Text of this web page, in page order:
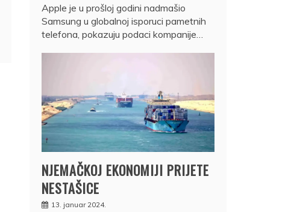
Apple je u prošloj godini nadmašio
Samsung u globalnoj isporuci pametnih
telefona, pokazuju podaci kompanije…
NJEMAČKOJ EKONOMIJI PRIJETE
NESTAŠICE
13. januar 2024.